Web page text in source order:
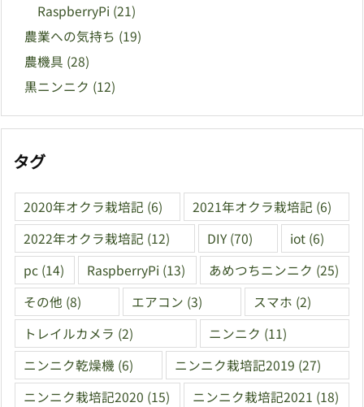
RaspberryPi (21)
農業への気持ち (19)
農機具 (28)
黒ニンニク (12)
タグ
2020年オクラ栽培記 (6) 2021年オクラ栽培記 (6)
2022年オクラ栽培記 (12) DIY (70) iot (6)
pc (14) RaspberryPi (13) あめつちニンニク (25)
その他 (8) エアコン (3) スマホ (2)
トレイルカメラ (2) ニンニク (11)
ニンニク乾燥機 (6) ニンニク栽培記2019 (27)
ニンニク栽培記2020 (15) ニンニク栽培記2021 (18)